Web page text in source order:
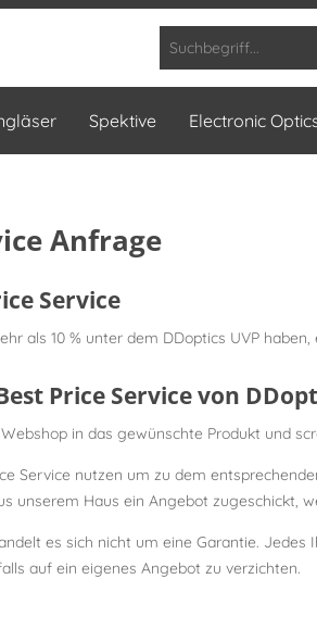
Spektive Electronic
Anfrage
Service
als 10 % unter dem DDoptics UVP
Price Service von
in das gewünschte Produkt und
Service nutzen um zu dem
unserem Haus ein Angebot zugeschickt,
es sich nicht um eine Garantie.
auf ein eigenes Angebot zu verzichten.